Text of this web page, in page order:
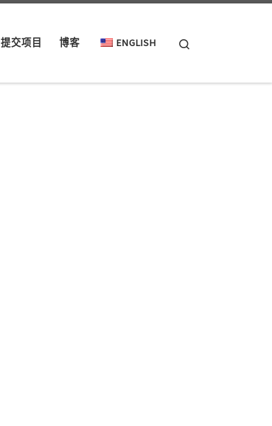
提交项目 博客 ENGLISH